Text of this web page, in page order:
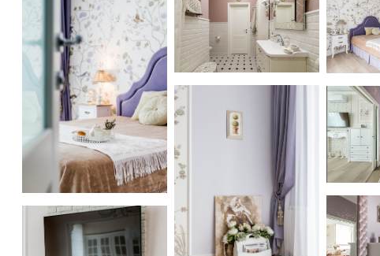
Двух комнатная квартира наДвух
Двух
Двух комнатная квартира на Большой Филёвской